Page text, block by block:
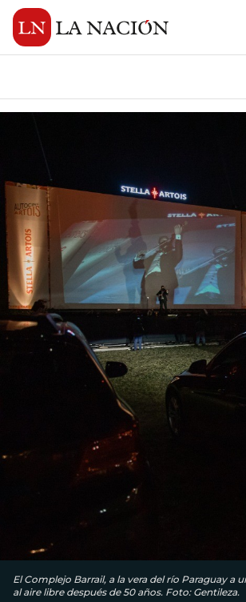
El Complejo Barrail, a la vera del río Paraguay a
al aire libre después de 50 años. Foto: Gentileza.